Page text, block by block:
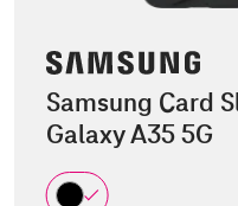
Samsung Card
Galaxy A35 5G